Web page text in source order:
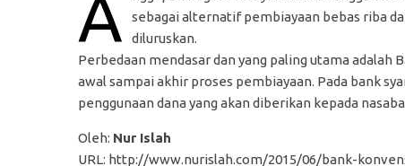
A
sebagai alternatif pembiayaan bebas riba
diluruskan.
Perbedaan mendasar dan yang paling utama
awal sampai akhir proses pembiayaan. Pada bank
penggunaan dana yang akan diberikan kepada
Oleh: Nur Islah
URL: http://www.nurislah.com/2015/06/bank-